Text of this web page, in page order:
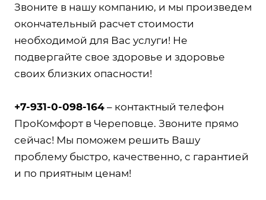
Звоните в нашу компанию, и мы произведем
окончательный расчет стоимости
необходимой для Вас услуги! Не
подвергайте свое здоровье и здоровье
своих близких опасности!
+7-931-0-098-164 – контактный телефон
ПроКомфорт в Череповце. Звоните прямо
сейчас! Мы поможем решить Вашу
проблему быстро, качественно, с гарантией
и по приятным ценам!